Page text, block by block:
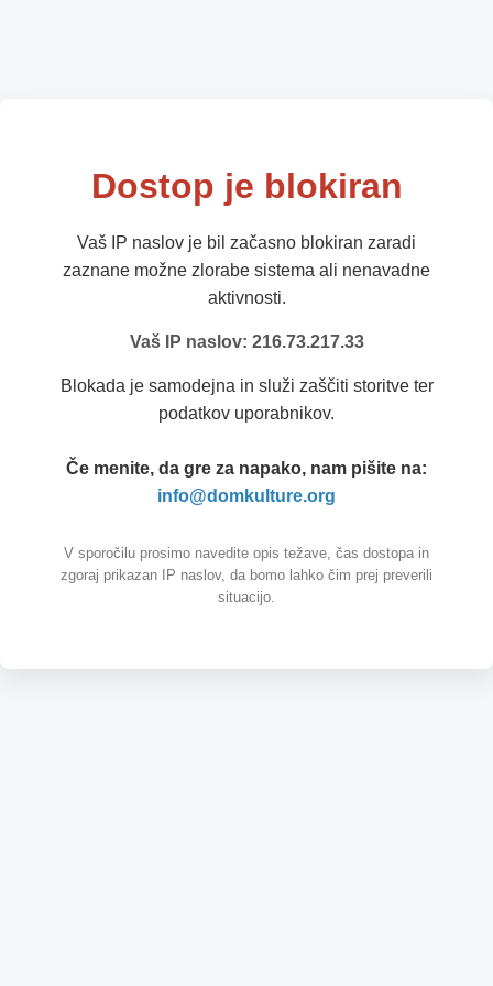
Dostop je blokiran
Vaš IP naslov je bil začasno blokiran zaradi
zaznane možne zlorabe sistema ali nenavadne
aktivnosti.
Vaš IP naslov: 216.73.217.33
Blokada je samodejna in služi zaščiti storitve ter
podatkov uporabnikov.
Če menite, da gre za napako, nam pišite na:
info@domkulture.org
V sporočilu prosimo navedite opis težave, čas dostopa in
zgoraj prikazan IP naslov, da bomo lahko čim prej preverili
situacijo.